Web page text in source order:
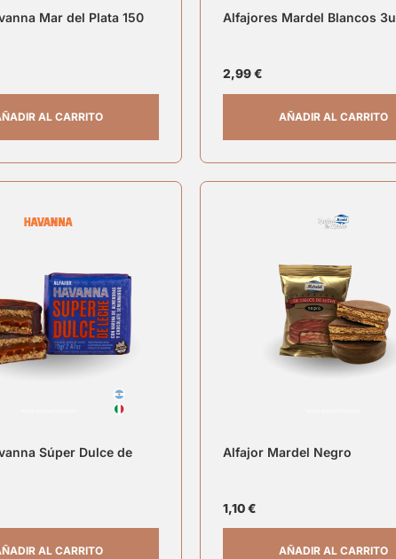
Mar del Plata 150
AL CARRITO
Alfajores Mardel Blancos 3u
2,99€
AÑADIR AL CARRITO
Súper Dulce de
AL CARRITO
Alfajor Mardel Negro
1,10€
AÑADIR AL CARRITO